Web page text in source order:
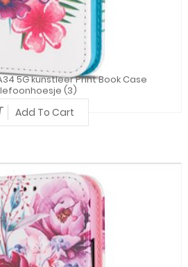
5G kunstleer Print Book Case
(3)
Add To Cart